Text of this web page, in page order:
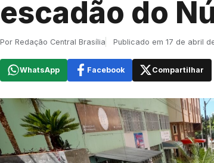
escadão do
Por Redação Central Brasília Publicado em 17 de abril
WhatsApp Facebook Compartilhar